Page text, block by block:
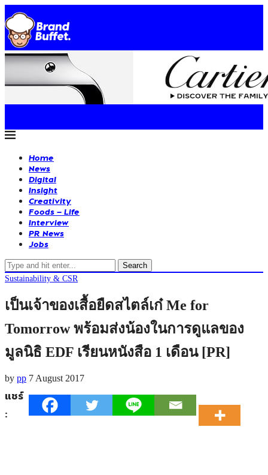
Home
News
Digital
Insight
Creativity
Foods – Life
Interview
PR News
Jobs
Search
Sustainability & CSR
เป็นเจ้าของเสื้อยืดสไตล์เก๋ Me for
Tomorrow พร้อมส่งน้องในการดูแลของ
มูลนิธิ EDF เรียนหนังสือ 1 เดือน [PR]
by pp 7 August 2017
แชร์
: